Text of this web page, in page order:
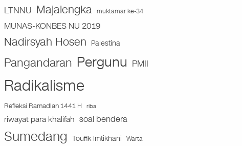
LTNNU Majalengka muktamar ke-34
MUNAS-KONBES NU 2019
Nadirsyah Hosen Palestina
Pangandaran Pergunu PMII
Radikalisme
Refleksi Ramadlan 1441 H riba
riwayat para khalifah soal bendera
Sumedang Toufik Imtikhani Warta